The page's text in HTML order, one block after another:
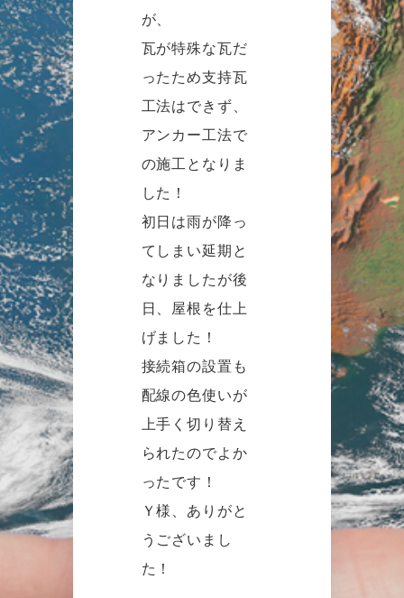
が、
瓦が特殊な瓦だ
ったため支持瓦
工法はできず、
アンカー工法で
の施工となりま
した！
初日は雨が降っ
てしまい延期と
なりましたが後
日、屋根を仕上
げました！
接続箱の設置も
配線の色使いが
上手く切り替え
られたのでよか
ったです！
Ｙ様、ありがと
うございまし
た！